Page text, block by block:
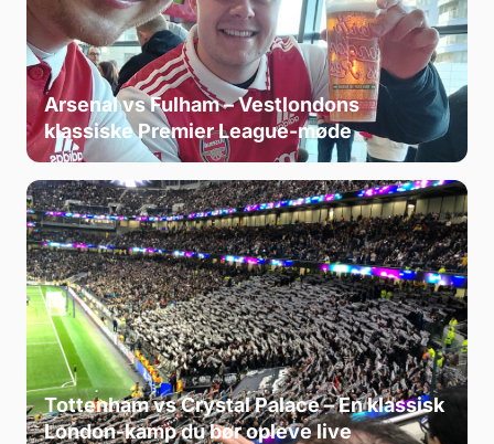
Arsenal vs Fulham – Vestlondons
klassiske Premier League-møde
Tottenham vs Crystal Palace – En klassisk
London-kamp du bør opleve live